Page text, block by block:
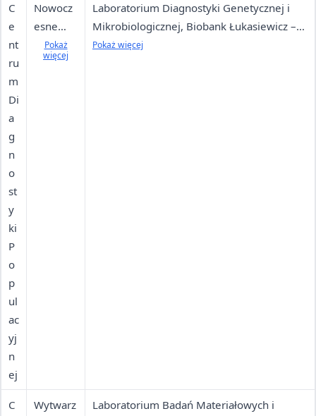
C
e
nt
ru
m
Di
a
g
n
o
st
y
ki
P
o
p
ul
ac
yj
n
ej
Nowocz
esne
metody
diagnost
Pokaż
więcej
Laboratorium Diagnostyki Genetycznej i
Mikrobiologicznej, Biobank Łukasiewicz –
PORT, Grupa Badawcza Bioinżynierii, Grupa
Pokaż więcej
C
Wytwarz
Laboratorium Badań Materiałowych i